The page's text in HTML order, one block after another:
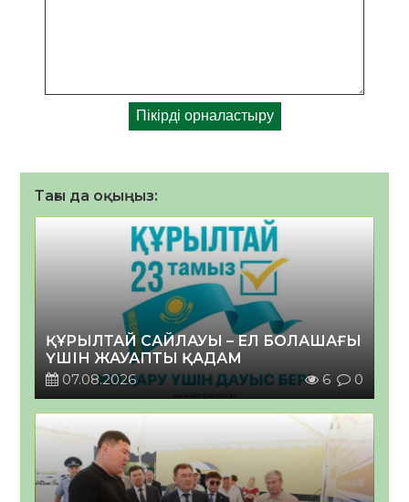
Тағы да оқыңыз:
ҚҰРЫЛТАЙ САЙЛАУЫ – ЕЛ БОЛАШАҒЫ
ҮШІН ЖАУАПТЫ ҚАДАМ
07.08.2026
6 0